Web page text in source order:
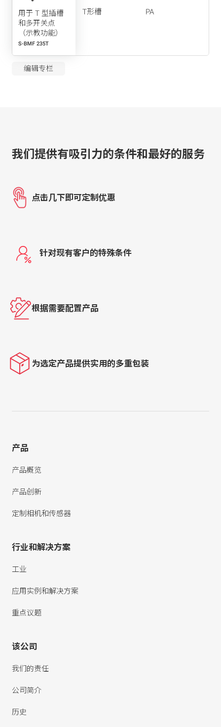
用于 T 型插槽
和多开关点
（示教功能）
S-BMF 235T
T形槽 PA
编辑专栏
我们提供有吸引力的条件和最好的服务
点击几下即可定制优惠
针对现有客户的特殊条件
根据需要配置产品
为选定产品提供实用的多重包装
产品
产品概览
产品创新
定制相机和传感器
行业和解决方案
工业
应用实例和解决方案
重点议题
该公司
我们的责任
公司简介
历史